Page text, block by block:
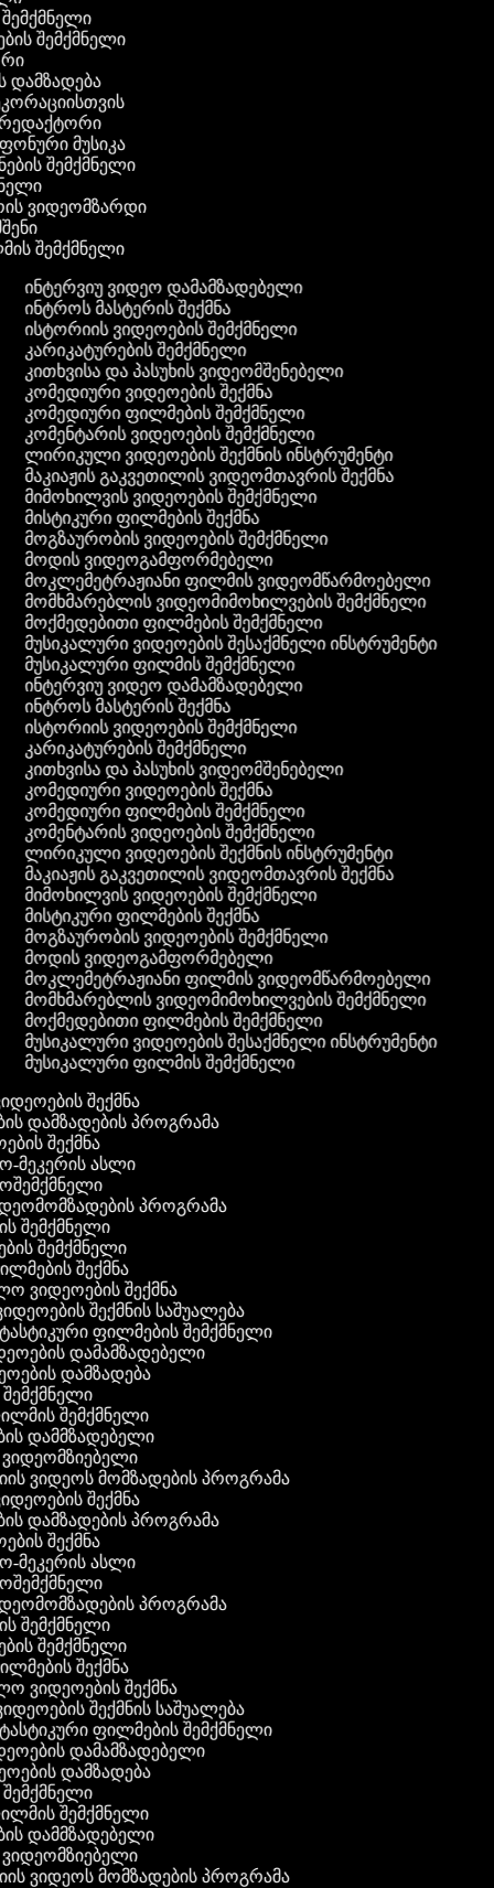
შემქმნელი
დამზადება
რედაქტორი
მუსიკა
შემქმნელი
ვიდეომზარდი
შემქმნელი
ინტერვიუ ვიდეო დამამზადებელი
ინტროს მასტერის შექმნა
ისტორიის ვიდეოების შემქმნელი
კარიკატურების შემქმნელი
კითხვისა და პასუხის ვიდეომშენებელი
კომედიური ვიდეოების შექმნა
კომედიური ფილმების შემქმნელი
კომენტარის ვიდეოების შემქმნელი
ლირიკული ვიდეოების შექმნის ინსტრუმენტი
მაკიაჟის გაკვეთილის ვიდეომთავრის შექმნა
მიმოხილვის ვიდეოების შემქმნელი
მისტიკური ფილმების შექმნა
მოგზაურობის ვიდეოების შემქმნელი
მოდის ვიდეოგამფორმებელი
მოკლემეტრაჟიანი ფილმის ვიდეომწარმოებელი
მომხმარებლის ვიდეომიმოხილვების შემქმნელი
მოქმედებითი ფილმების შემქმნელი
მუსიკალური ვიდეოების შესაქმნელი ინსტრუმენტი
მუსიკალური ფილმის შემქმნელი
ინტერვიუ ვიდეო დამამზადებელი
ინტროს მასტერის შექმნა
ისტორიის ვიდეოების შემქმნელი
კარიკატურების შემქმნელი
კითხვისა და პასუხის ვიდეომშენებელი
კომედიური ვიდეოების შექმნა
კომედიური ფილმების შემქმნელი
კომენტარის ვიდეოების შემქმნელი
ლირიკული ვიდეოების შექმნის ინსტრუმენტი
მაკიაჟის გაკვეთილის ვიდეომთავრის შექმნა
მიმოხილვის ვიდეოების შემქმნელი
მისტიკური ფილმების შექმნა
მოგზაურობის ვიდეოების შემქმნელი
მოდის ვიდეოგამფორმებელი
მოკლემეტრაჟიანი ფილმის ვიდეომწარმოებელი
მომხმარებლის ვიდეომიმოხილვების შემქმნელი
მოქმედებითი ფილმების შემქმნელი
მუსიკალური ვიდეოების შესაქმნელი ინსტრუმენტი
მუსიკალური ფილმის შემქმნელი
შექმნა
დამზადების პროგრამა
შექმნა
მეკერის ასლი
პროგრამა
შემქმნელი
შემქმნელი
შექმნა
ვიდეოების შექმნა
შექმნის საშუალება
ფილმების შემქმნელი
დამამზადებელი
დამზადება
შემქმნელი
შემქმნელი
დამმზადებელი
ვიდეომზიებელი
ვიდეოს მომზადების პროგრამა
შექმნა
დამზადების პროგრამა
შექმნა
მეკერის ასლი
პროგრამა
შემქმნელი
შემქმნელი
შექმნა
ვიდეოების შექმნა
შექმნის საშუალება
ფილმების შემქმნელი
დამამზადებელი
დამზადება
შემქმნელი
შემქმნელი
დამმზადებელი
ვიდეომზიებელი
ვიდეოს მომზადების პროგრამა